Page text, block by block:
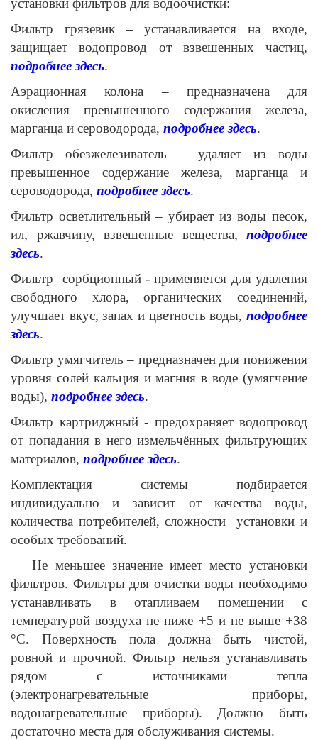
установки фильтров для водоочистки:
Фильтр грязевик – устанавливается на входе,
защищает водопровод от взвешенных частиц,
подробнее здесь.
Аэрационная колона – предназначена для
окисления превышенного содержания железа,
марганца и сероводорода, подробнее здесь.
Фильтр обезжелезиватель – удаляет из воды
превышенное содержание железа, марганца и
сероводорода, подробнее здесь.
Фильтр осветлительный – убирает из воды песок,
ил, ржавчину, взвешенные вещества, подробнее
здесь.
Фильтр сорбционный - применяется для удаления
свободного хлора, органических соединений,
улучшает вкус, запах и цветность воды, подробнее
здесь.
Фильтр умягчитель – предназначен для понижения
уровня солей кальция и магния в воде (умягчение
воды), подробнее здесь.
Фильтр картриджный - предохраняет водопровод
от попадания в него измельчённых фильтрующих
материалов, подробнее здесь.
Комплектация системы подбирается
индивидуально и зависит от качества воды,
количества потребителей, сложности установки и
особых требований.
Не меньшее значение имеет место установки
фильтров. Фильтры для очистки воды необходимо
устанавливать в отапливаем помещении с
температурой воздуха не ниже +5 и не выше +38
°С. Поверхность пола должна быть чистой,
ровной и прочной. Фильтр нельзя устанавливать
рядом с источниками тепла
(электронагревательные приборы,
водонагревательные приборы). Должно быть
достаточно места для обслуживания системы.